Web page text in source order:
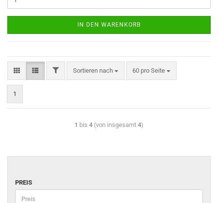
IN DEN WARENKORB
Sortieren nach 60 pro Seite
1
1 bis 4 (von insgesamt 4)
PREIS